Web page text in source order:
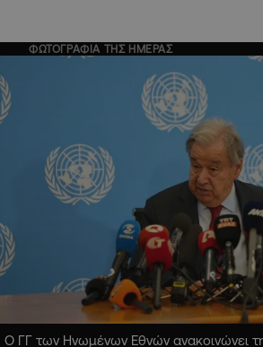
ΦΩΤΟΓΡΑΦΙΑ ΤΗΣ ΗΜΕΡΑΣ
Ο ΓΓ των Ηνωμένων Εθνών ανακοινώνει